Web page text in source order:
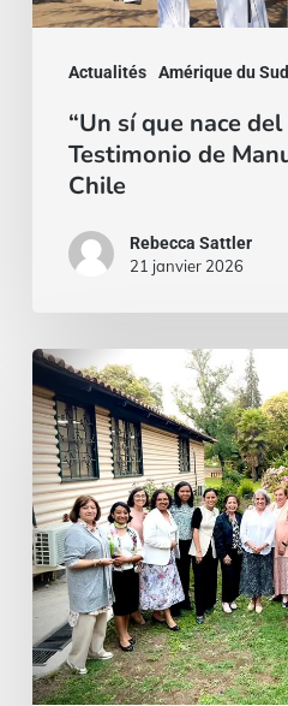
Actualités Amérique du Sud
Pérez
“Un sí que nace
Testimonio de
Chile
Rebecca Sattler
21 janvier 2026
Vocación
en
tiempos
de
hastío